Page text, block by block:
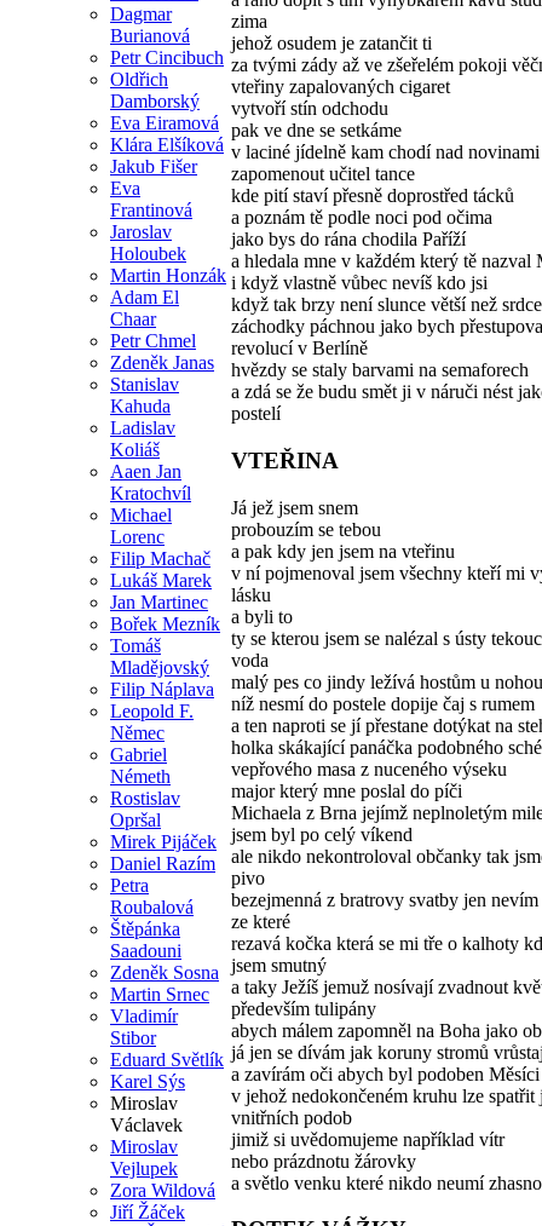
Dagmar
Burianová
Petr Cincibuch
Oldřich
Damborský
Eva Eiramová
Klára Elšíková
Jakub Fišer
Eva
Frantinová
Jaroslav
Holoubek
Martin Honzák
Adam El
Chaar
Petr Chmel
Zdeněk Janas
Stanislav
Kahuda
Ladislav
Koliáš
Aaen Jan
Kratochvíl
Michael
Lorenc
Filip Machač
Lukáš Marek
Jan Martinec
Bořek Mezník
Tomáš
Mladějovský
Filip Náplava
Leopold F.
Němec
Gabriel
Németh
Rostislav
Opršal
Mirek Pijáček
Daniel Razím
Petra
Roubalová
Štěpánka
Saadouni
Zdeněk Sosna
Martin Srnec
Vladimír
Stibor
Eduard Světlík
Karel Sýs
Miroslav
Václavek
Miroslav
Vejlupek
Zora Wildová
Jiří Žáček
zima
jehož osudem je zatančit ti
za tvými zády až ve zšeřelém pokoji
vteřiny zapalovaných cigaret
vytvoří stín odchodu
pak ve dne se setkáme
v laciné jídelně kam chodí nad novinami
zapomenout učitel tance
kde pití staví přesně doprostřed tácků
a poznám tě podle noci pod očima
jako bys do rána chodila Paříží
a hledala mne v každém který tě nazval
i když vlastně vůbec nevíš kdo jsi
když tak brzy není slunce větší než
záchodky páchnou jako bych
revolucí v Berlíně
hvězdy se staly barvami na semaforech
a zdá se že budu smět ji v náruči nést
postelí
VTEŘINA
Já jež jsem snem
probouzím se tebou
a pak kdy jen jsem na vteřinu
v ní pojmenoval jsem všechny kteří mi
lásku
a byli to
ty se kterou jsem se nalézal s ústy
voda
malý pes co jindy ležívá hostům u
níž nesmí do postele dopije čaj s rumem
a ten naproti se jí přestane dotýkat na
holka skákající panáčka podobného
vepřového masa z nuceného výseku
major který mne poslal do píči
Michaela z Brna jejímž neplnoletým
jsem byl po celý víkend
ale nikdo nekontroloval občanky tak
pivo
bezejmenná z bratrovy svatby jen nevím
ze které
rezavá kočka která se mi tře o kalhoty
jsem smutný
a taky Ježíš jemuž nosívají zvadnout
především tulipány
abych málem zapomněl na Boha jako
já jen se dívám jak koruny stromů
a zavírám oči abych byl podoben Měsíci
v jehož nedokončeném kruhu lze spatřit
vnitřních podob
jimiž si uvědomujeme například vítr
nebo prázdnotu žárovky
a světlo venku které nikdo neumí